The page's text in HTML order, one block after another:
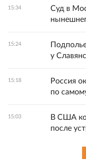
15:34
Суд в
15:24
у
15:18
Россия
по
15:03
В США
после